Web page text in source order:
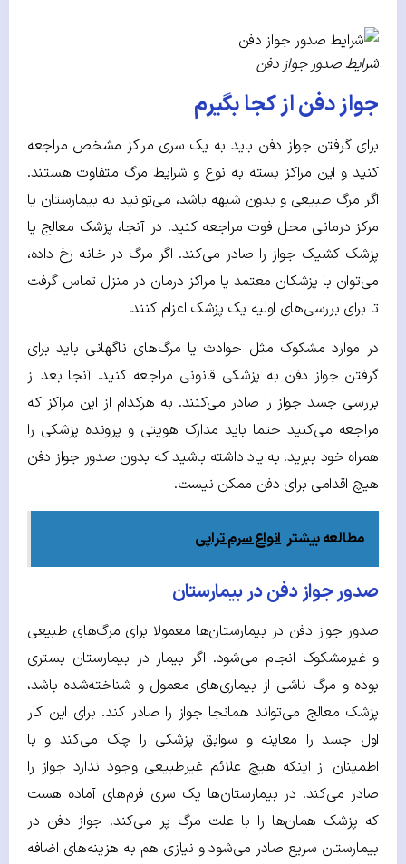
شرایط صدور جواز دفن
جواز دفن از کجا بگیرم
برای گرفتن جواز دفن باید به یک سری مراکز مشخص مراجعه
کنید و این مراکز بسته به نوع و شرایط مرگ متفاوت هستند.
اگر مرگ طبیعی و بدون شبهه باشد، می‌توانید به بیمارستان یا
مرکز درمانی محل فوت مراجعه کنید. در آنجا، پزشک معالج یا
پزشک کشیک جواز را صادر می‌کند. اگر مرگ در خانه رخ داده،
می‌توان با پزشکان معتمد یا مراکز درمان در منزل تماس گرفت
تا برای بررسی‌های اولیه یک پزشک اعزام کنند.
در موارد مشکوک مثل حوادث یا مرگ‌های ناگهانی باید برای
گرفتن جواز دفن به پزشکی قانونی مراجعه کنید. آنجا بعد از
بررسی جسد جواز را صادر می‌کنند. به هرکدام از این مراکز که
مراجعه می‌کنید حتما باید مدارک هویتی و پرونده پزشکی را
همراه خود ببرید. به یاد داشته باشید که بدون صدور جواز دفن
هیچ اقدامی برای دفن ممکن نیست.
مطالعه بیشتر انواع سرم تراپی
صدور جواز دفن در بیمارستان
صدور جواز دفن در بیمارستان‌ها معمولا برای مرگ‌های طبیعی
و غیرمشکوک انجام می‌شود. اگر بیمار در بیمارستان بستری
بوده و مرگ ناشی از بیماری‌های معمول و شناخته‌شده باشد،
پزشک معالج می‌تواند همانجا جواز را صادر کند. برای این کار
اول جسد را معاینه و سوابق پزشکی را چک می‌کند و با
اطمینان از اینکه هیچ علائم غیرطبیعی وجود ندارد جواز را
صادر می‌کند. در بیمارستان‌ها یک سری فرم‌های آماده هست
که پزشک همان‌ها را با علت مرگ پر می‌کند. جواز دفن در
بیمارستان سریع صادر می‌شود و نیازی هم به هزینه‌های اضافه